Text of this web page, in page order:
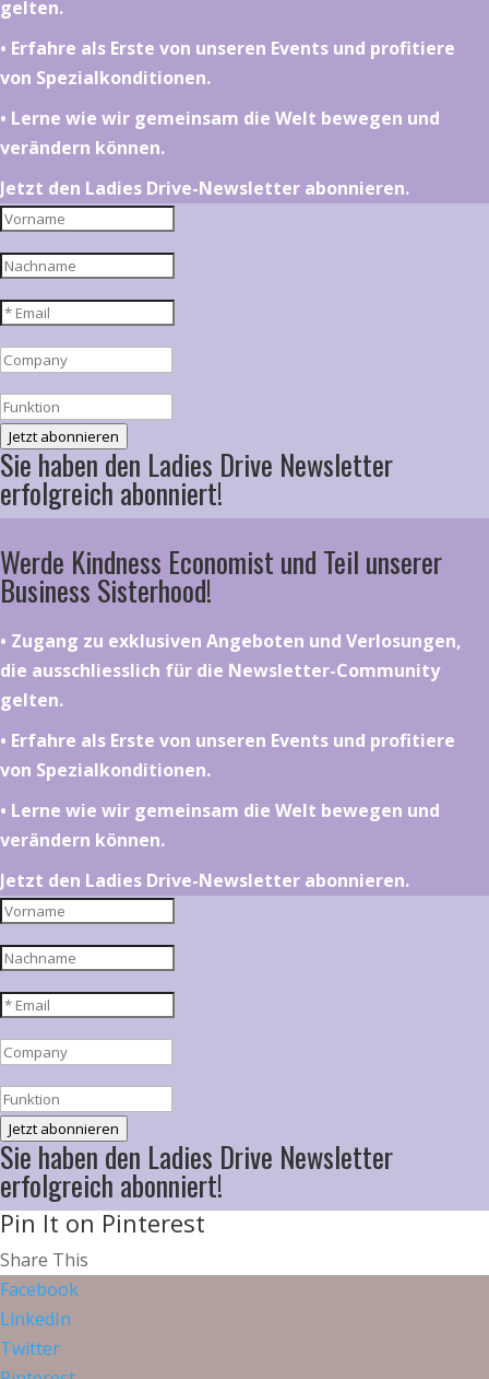
gelten.
•⁠ ⁠⁠Erfahre als Erste von unseren Events und profitiere
von Spezialkonditionen.
•⁠ ⁠⁠Lerne wie wir gemeinsam die Welt bewegen und
verändern können.
Jetzt den Ladies Drive-Newsletter abonnieren.
Jetzt abonnieren
Sie haben den Ladies Drive Newsletter
erfolgreich abonniert!
Werde Kindness Economist und Teil unserer
Business Sisterhood!
•⁠ ⁠⁠Zugang zu exklusiven Angeboten und Verlosungen,
die ausschliesslich für die Newsletter-Community
gelten.
•⁠ ⁠⁠Erfahre als Erste von unseren Events und profitiere
von Spezialkonditionen.
•⁠ ⁠⁠Lerne wie wir gemeinsam die Welt bewegen und
verändern können.
Jetzt den Ladies Drive-Newsletter abonnieren.
Jetzt abonnieren
Sie haben den Ladies Drive Newsletter
erfolgreich abonniert!
Pin It on Pinterest
Share This
Facebook
LinkedIn
Twitter